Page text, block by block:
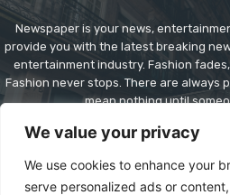
We value your privacy
We use cookies to enhance your
serve personalized ads or
Newspaper is your news,
provide you with the latest breaking
entertainment industry. Fashion
Fashion never stops. There are always
mean nothing until
Contact us: